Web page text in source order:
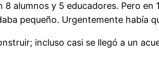
alumnos y 5 educadores. Pero
pequeño. Urgentemente había
incluso casi se llegó a un